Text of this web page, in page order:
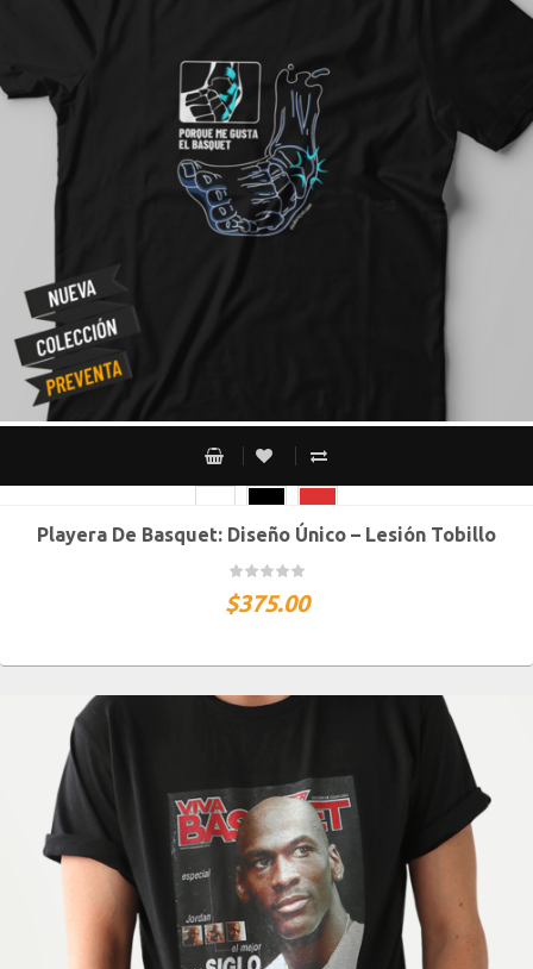
CH M G XG XXG
Playera De Basquet: Diseño Único – Lesión Tobillo
$375.00